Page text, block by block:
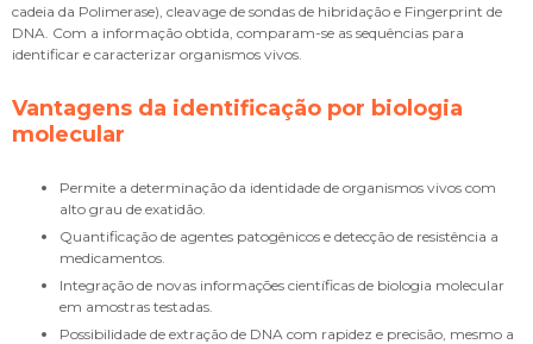
cadeia da Polimerase), cleavage de sondas de hibridação e Fingerprint de
DNA. Com a informação obtida, comparam-se as sequências para
identificar e caracterizar organismos vivos.
Vantagens da identificação por biologia
molecular
Permite a determinação da identidade de organismos vivos com
alto grau de exatidão.
Quantificação de agentes patogênicos e detecção de resistência a
medicamentos.
Integração de novas informações científicas de biologia molecular
em amostras testadas.
Possibilidade de extração de DNA com rapidez e precisão, mesmo a